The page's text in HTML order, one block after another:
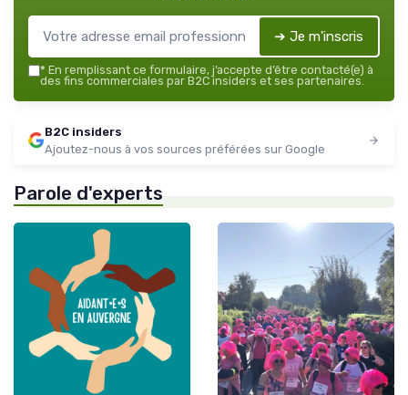
➔ Je m'inscris
* En remplissant ce formulaire, j’accepte d’être contacté(e) à
des fins commerciales par B2C insiders et ses partenaires.
B2C insiders
Ajoutez-nous à vos sources préférées sur Google
Parole d'experts